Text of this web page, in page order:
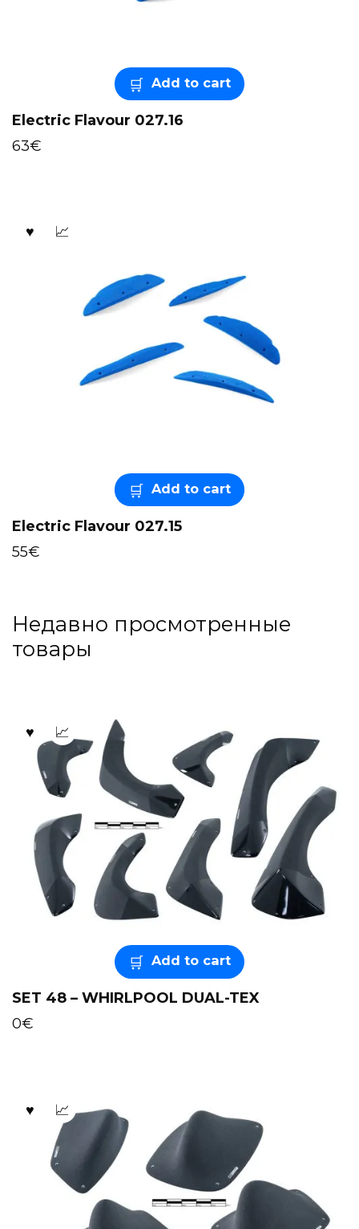
Add to cart
Electric Flavour 027.16
63€
Add to cart
Electric Flavour 027.15
55€
Недавно просмотренные
товары
Add to cart
SET 48 – WHIRLPOOL DUAL-TEX
0€